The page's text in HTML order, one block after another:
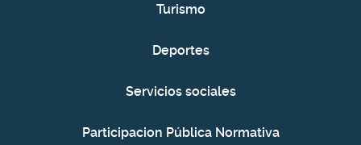
Turismo
Deportes
Servicios sociales
Participacion Pública Normativa